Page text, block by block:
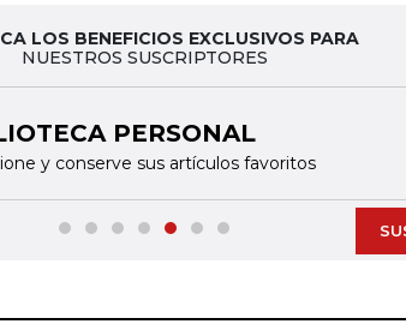
LOS BENEFICIOS EXCLUSIVOS PARA
NUESTROS SUSCRIPTORES
PERSONAL
y conserve sus artículos favoritos